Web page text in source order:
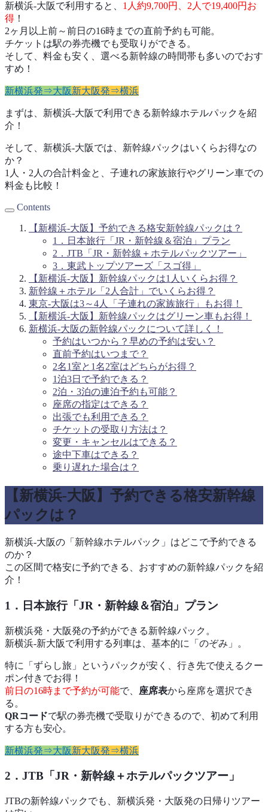
新横浜-大阪で利用すると、 1人約9,700円、2人で19,400円お
得 ！
2ヶ月以上前～前日の16時までの直前予約も可能。
チケットは駅の券売機でも受取りができる。
そして、料金も安く、選べる新幹線の時間帯も多いのでおす
すめ！
新横浜発⇒大阪新大阪発⇒横浜
まずは、新横浜-大阪で利用できる新幹線ホテルパックを紹
介！
そして、新横浜-大阪では、新幹線パックはいくらお得なの
か？
1人・2人の合計料金と、子連れの家族旅行やグリーン車での
料金も比較！
Contents
【新横浜-大阪】予約できる格安新幹線パックは？
1．日本旅行「JR・新幹線＆宿泊」プラン
2．JTB「JR・新幹線＋ホテルパックツアー」
3．東武トップツアーズ「スゴ得」
【新横浜-大阪】新幹線パックは1人いくらお得？
新幹線＋ホテル「2人合計」でいくらお得？
東京-大阪は3～4人「子連れの家族旅行」もお得！
【新横浜-大阪】新幹線パックはグリーン車もお得！
新横浜-大阪の新幹線パックについて詳しく！
予約はいつから？早めの予約は安い？
直前予約はいつまで？
2名1室と1名2室はどちらがお得？
1泊3日で予約できる？
2泊・3泊の連泊予約も可能？
座席の指定はできる？
出張でも利用できる？
チケットの受取り方法は？
変更・キャンセルはできる？
途中下車はできる？
乗り遅れた場合は？
【新横浜-大阪】予約できる格安新幹線
パックは？
新横浜-大阪の「新幹線ホテルパック」はどこで予約できる
のか？
この区間で格安に予約できる、おすすめの新幹線パックを紹
介！
1．日本旅行「JR・新幹線＆宿泊」プラン
新横浜発・大阪発の予約ができる新幹線パック。
新横浜-新大阪で利用する列車は、基本的に「のぞみ」。
特に「ずらし旅」というパックが安く、行き先で使えるクー
ポン付きでお得！
前日の16時まで予約が可能で、 座席表から座席を選択でき
る。
QRコードで駅の券売機で受取りができるので、初めて利用
する方も安心。
新横浜発⇒大阪新大阪発⇒横浜
2．JTB「JR・新幹線＋ホテルパックツアー」
JTBの新幹線パックでも、新横浜発・大阪発の日帰りツアー